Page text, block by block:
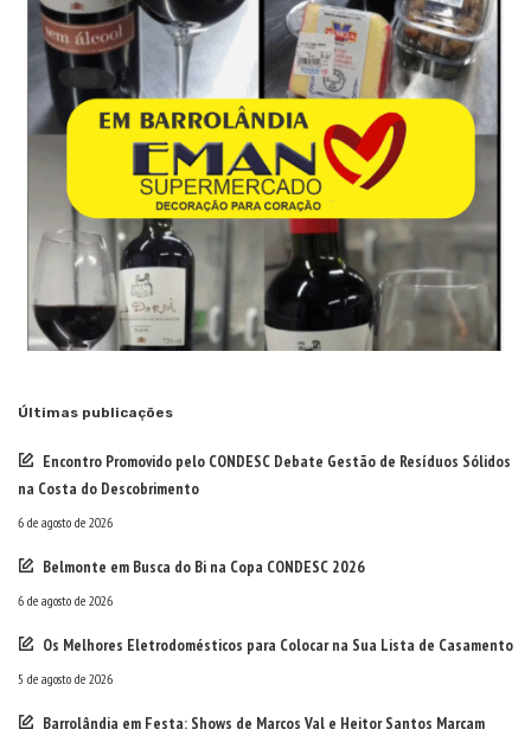
Últimas publicações
Encontro Promovido pelo CONDESC Debate Gestão de Resíduos Sólidos
na Costa do Descobrimento
6 de agosto de 2026
Belmonte em Busca do Bi na Copa CONDESC 2026
6 de agosto de 2026
Os Melhores Eletrodomésticos para Colocar na Sua Lista de Casamento
5 de agosto de 2026
Barrolândia em Festa: Shows de Marcos Val e Heitor Santos Marcam